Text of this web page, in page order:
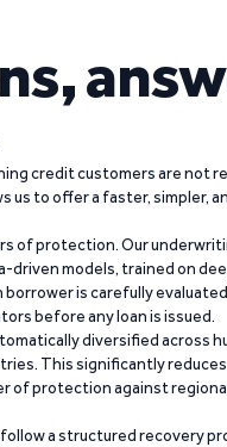
credit customers are not
us to offer a faster, simpler,
of protection. Our
driven models, trained on
is carefully
before any loan is issued.
diversified across
This significantly reduces
of protection against
a structured recovery